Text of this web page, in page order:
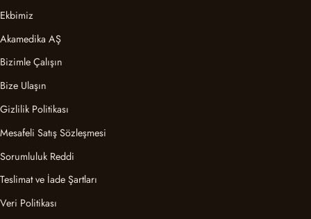
Ekbimiz
Akamedika AŞ
Bizimle Çalışın
Bize Ulaşın
Gizlilik Politikası
Mesafeli Satış Sözleşmesi
Sorumluluk Reddi
Teslimat ve İade Şartları
Veri Politikası